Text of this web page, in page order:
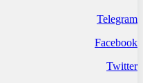
Telegram
Facebook
Twitter